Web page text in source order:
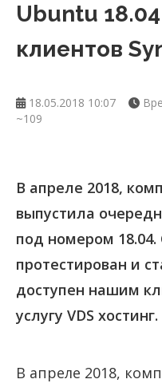
Ubuntu
клиентов
18.05.2018 10:07
~109
В апреле 2018,
выпустила
под номером 18.04.
протестирован и
доступен нашим
услугу VDS хостинг.
В апреле 2018,